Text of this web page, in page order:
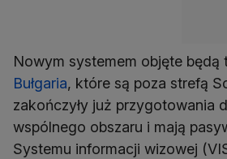
Nowym systemem objęte będą
Bułgaria, które są poza strefą
zakończyły już przygotowania
wspólnego obszaru i mają
Systemu informacji wizowej